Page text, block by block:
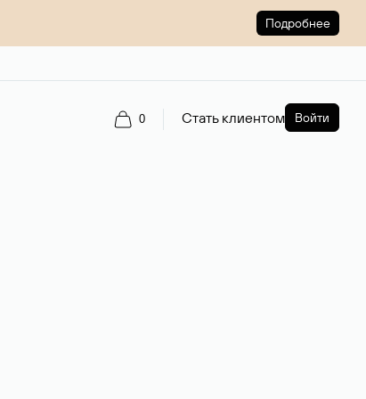
Подробнее
0 Стать клиентом Войти